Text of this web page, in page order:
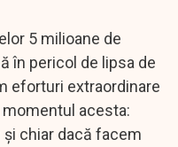
5 milioane de
în pericol de lipsa de
eforturi extraordinare
acesta:
chiar dacă facem